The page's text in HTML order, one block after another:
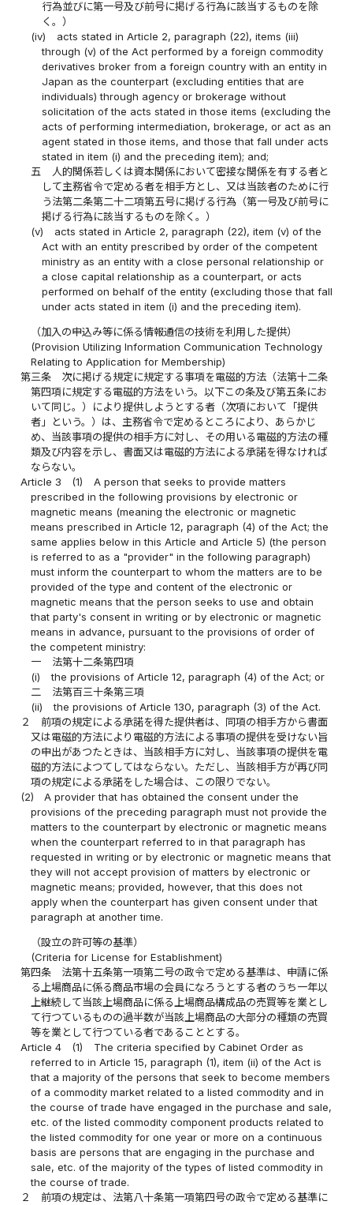
行為並びに第一号及び前号に掲げる行為に該当するものを除
く。）
(iv)
acts stated in Article 2, paragraph (22), items (iii)
through (v) of the Act performed by a foreign commodity
derivatives broker from a foreign country with an entity in
Japan as the counterpart (excluding entities that are
individuals) through agency or brokerage without
solicitation of the acts stated in those items (excluding the
acts of performing intermediation, brokerage, or act as an
agent stated in those items, and those that fall under acts
stated in item (i) and the preceding item); and;
五
人的関係若しくは資本関係において密接な関係を有する者と
して主務省令で定める者を相手方とし、又は当該者のために行
う法第二条第二十二項第五号に掲げる行為（第一号及び前号に
掲げる行為に該当するものを除く。）
(v)
acts stated in Article 2, paragraph (22), item (v) of the
Act with an entity prescribed by order of the competent
ministry as an entity with a close personal relationship or
a close capital relationship as a counterpart, or acts
performed on behalf of the entity (excluding those that fall
under acts stated in item (i) and the preceding item).
（加入の申込み等に係る情報通信の技術を利用した提供）
(Provision Utilizing Information Communication Technology
Relating to Application for Membership)
第三条
次に掲げる規定に規定する事項を電磁的方法（法第十二条
第四項に規定する電磁的方法をいう。以下この条及び第五条にお
いて同じ。）により提供しようとする者（次項において「提供
者」という。）は、主務省令で定めるところにより、あらかじ
め、当該事項の提供の相手方に対し、その用いる電磁的方法の種
類及び内容を示し、書面又は電磁的方法による承諾を得なければ
ならない。
Article 3
(1)
A person that seeks to provide matters
prescribed in the following provisions by electronic or
magnetic means (meaning the electronic or magnetic
means prescribed in Article 12, paragraph (4) of the Act; the
same applies below in this Article and Article 5) (the person
is referred to as a "provider" in the following paragraph)
must inform the counterpart to whom the matters are to be
provided of the type and content of the electronic or
magnetic means that the person seeks to use and obtain
that party's consent in writing or by electronic or magnetic
means in advance, pursuant to the provisions of order of
the competent ministry:
一
法第十二条第四項
(i)
the provisions of Article 12, paragraph (4) of the Act; or
二
法第百三十条第三項
(ii)
the provisions of Article 130, paragraph (3) of the Act.
２
前項の規定による承諾を得た提供者は、同項の相手方から書面
又は電磁的方法により電磁的方法による事項の提供を受けない旨
の申出があつたときは、当該相手方に対し、当該事項の提供を電
磁的方法によつてしてはならない。ただし、当該相手方が再び同
項の規定による承諾をした場合は、この限りでない。
(2)
A provider that has obtained the consent under the
provisions of the preceding paragraph must not provide the
matters to the counterpart by electronic or magnetic means
when the counterpart referred to in that paragraph has
requested in writing or by electronic or magnetic means that
they will not accept provision of matters by electronic or
magnetic means; provided, however, that this does not
apply when the counterpart has given consent under that
paragraph at another time.
（設立の許可等の基準）
(Criteria for License for Establishment)
第四条
法第十五条第一項第二号の政令で定める基準は、申請に係
る上場商品に係る商品市場の会員になろうとする者のうち一年以
上継続して当該上場商品に係る上場商品構成品の売買等を業とし
て行つているものの過半数が当該上場商品の大部分の種類の売買
等を業として行つている者であることとする。
Article 4
(1)
The criteria specified by Cabinet Order as
referred to in Article 15, paragraph (1), item (ii) of the Act is
that a majority of the persons that seek to become members
of a commodity market related to a listed commodity and in
the course of trade have engaged in the purchase and sale,
etc. of the listed commodity component products related to
the listed commodity for one year or more on a continuous
basis are persons that are engaging in the purchase and
sale, etc. of the majority of the types of listed commodity in
the course of trade.
２
前項の規定は、法第八十条第一項第四号の政令で定める基準に